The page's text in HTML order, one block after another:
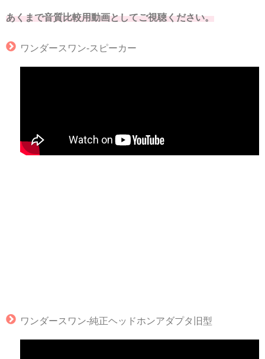
あくまで音質比較用動画としてご視聴ください。
ワンダースワン‐スピーカー
ワンダースワン‐純正ヘッドホンアダプタ旧型